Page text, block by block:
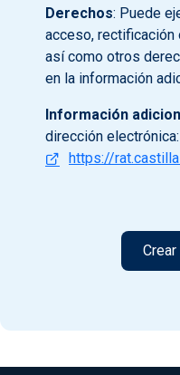
Derechos: Puede
acceso,
así como otros
en la información
Información
dirección electrónica:
https://